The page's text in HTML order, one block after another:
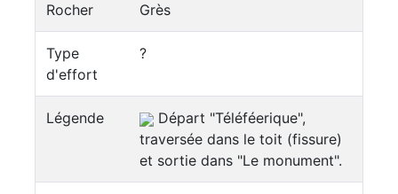
Rocher Grès
Type
d'effort
?
Légende
Départ "Téléféerique",
traversée dans le toit (fissure)
et sortie dans "Le monument".